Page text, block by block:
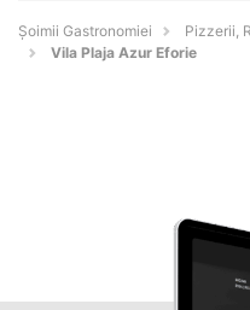
Șoimii Gastronomiei
Pizzerii,
Vila Plaja Azur Eforie